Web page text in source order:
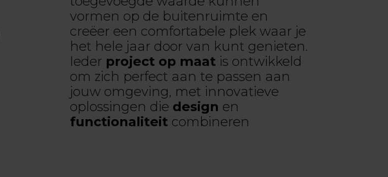
vormen op de buitenruimte en
creëer een comfortabele plek waar je
het hele jaar door van kunt genieten.
Ieder project op maat is ontwikkeld
om zich perfect aan te passen aan
jouw omgeving, met innovatieve
oplossingen die design en
functionaliteit combineren